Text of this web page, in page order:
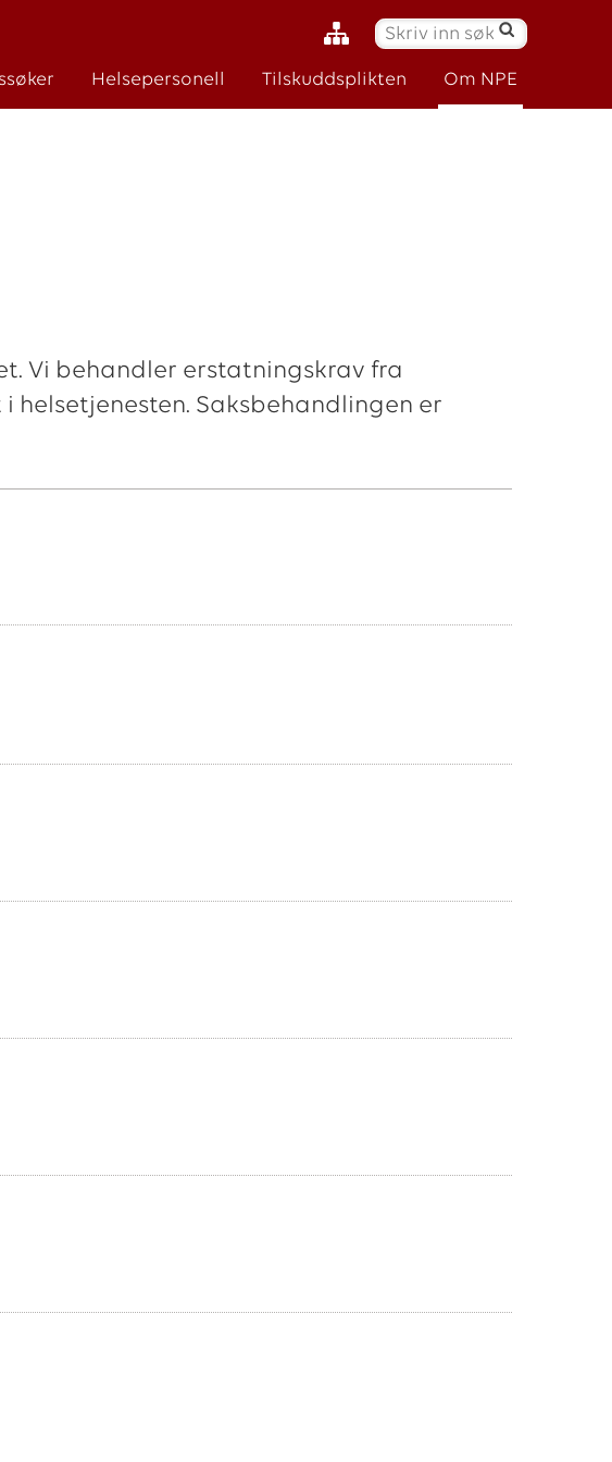
S
k
:
Helsepersonell Tilskuddsplikten Om NPE
Vi behandler erstatningskrav fra
Saksbehandlingen er